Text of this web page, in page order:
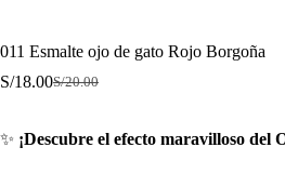
011 Esmalte ojo de gato Rojo Borgoña
S/20.00
El
original
era:
S/18.00El
actual
es:
✨ ¡Descubre el efecto maravilloso del